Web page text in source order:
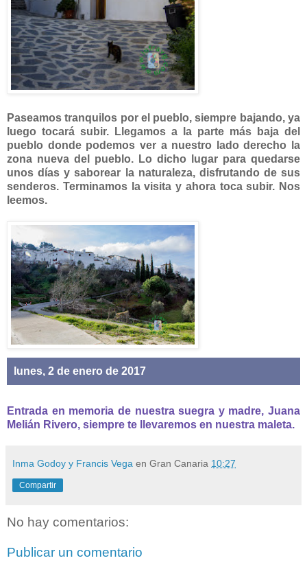
Paseamos tranquilos por el pueblo, siempre bajando, ya
luego tocará subir. Llegamos a la parte más baja del
pueblo donde podemos ver a nuestro lado derecho la
zona nueva del pueblo. Lo dicho lugar para quedarse
unos días y saborear la naturaleza, disfrutando de sus
senderos. Terminamos la visita y ahora toca subir. Nos
leemos.
lunes, 2 de enero de 2017
Entrada en memoria de nuestra suegra y madre, Juana
Melián Rivero, siempre te llevaremos en nuestra maleta.
Inma Godoy y Francis Vega en Gran Canaria 10:27
Compartir
No hay comentarios:
Publicar un comentario